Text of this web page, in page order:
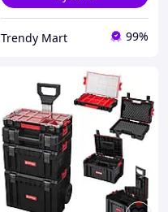
Trendy Mart 99%